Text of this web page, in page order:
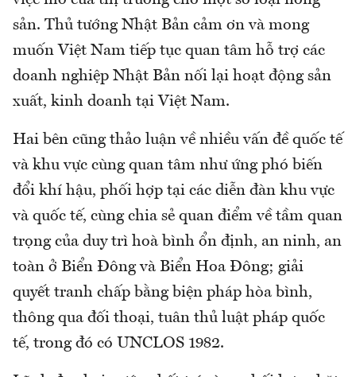
sản. Thủ tướng Nhật Bản cảm ơn và mong
muốn Việt Nam tiếp tục quan tâm hỗ trợ các
doanh nghiệp Nhật Bản nối lại hoạt động sản
xuất, kinh doanh tại Việt Nam.
Hai bên cũng thảo luận về nhiều vấn đề quốc tế
và khu vực cùng quan tâm như ứng phó biến
đổi khí hậu, phối hợp tại các diễn đàn khu vực
và quốc tế, cùng chia sẻ quan điểm về tầm quan
trọng của duy trì hoà bình ổn định, an ninh, an
toàn ở Biển Đông và Biển Hoa Đông; giải
quyết tranh chấp bằng biện pháp hòa bình,
thông qua đối thoại, tuân thủ luật pháp quốc
tế, trong đó có UNCLOS 1982.